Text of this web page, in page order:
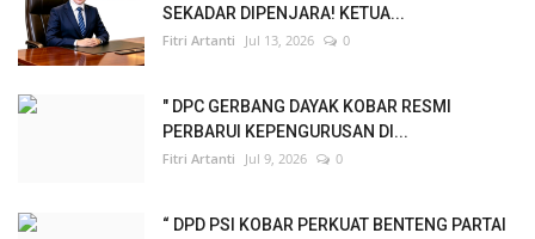
SEKADAR DIPENJARA! KETUA...
Fitri Artanti Jul 13, 2026 0
" DPC GERBANG DAYAK KOBAR RESMI
PERBARUI KEPENGURUSAN DI...
Fitri Artanti Jul 9, 2026 0
“ DPD PSI KOBAR PERKUAT BENTENG PARTAI